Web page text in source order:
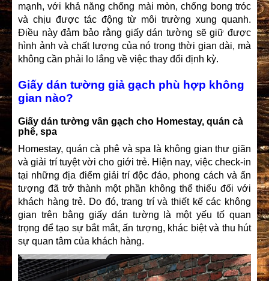
mạnh, với khả năng chống mài mòn, chống bong tróc
và chịu được tác động từ môi trường xung quanh.
Điều này đảm bảo rằng giấy dán tường sẽ giữ được
hình ảnh và chất lượng của nó trong thời gian dài, mà
không cần phải lo lắng về việc thay đổi định kỳ.
Giấy dán tường giả gạch phù hợp không
gian nào?
Giấy dán tường vân gạch cho Homestay, quán cà
phê, spa
Homestay, quán cà phê và spa là không gian thư giãn
và giải trí tuyệt vời cho giới trẻ. Hiện nay, việc check-in
tại những địa điểm giải trí độc đáo, phong cách và ấn
tượng đã trở thành một phần không thể thiếu đối với
khách hàng trẻ. Do đó, trang trí và thiết kế các không
gian trên bằng giấy dán tường là một yếu tố quan
trọng để tạo sự bắt mắt, ấn tượng, khác biệt và thu hút
sự quan tâm của khách hàng.